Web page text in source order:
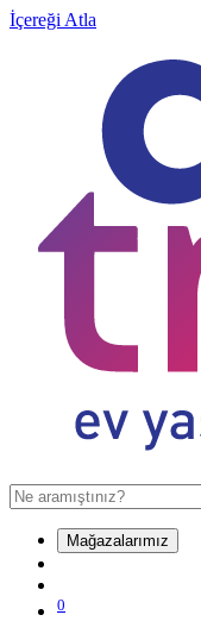
İçereği Atla
Mağazalarımız
0